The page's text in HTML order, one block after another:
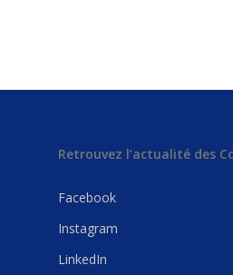
Retrouvez l’actualité des
Facebook
Instagram
LinkedIn